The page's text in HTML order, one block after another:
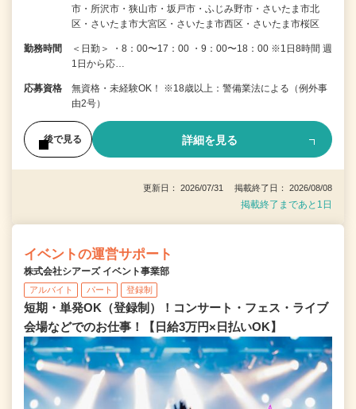
市・所沢市・狭山市・坂戸市・ふじみ野市・さいたま市北
区・さいたま市大宮区・さいたま市西区・さいたま市桜区
勤務時間
＜日勤＞ ・8：00〜17：00 ・9：00〜18：00 ※1日8時間 週
1日から応…
応募資格
無資格・未経験OK！ ※18歳以上：警備業法による（例外事
由2号）
後で見る 詳細を見る
更新日： 2026/07/31 掲載終了日： 2026/08/08
掲載終了まであと1日
イベントの運営サポート
株式会社シアーズ イベント事業部
アルバイト パート 登録制
短期・単発OK（登録制）！コンサート・フェス・ライブ
会場などでのお仕事！【日給3万円×日払いOK】